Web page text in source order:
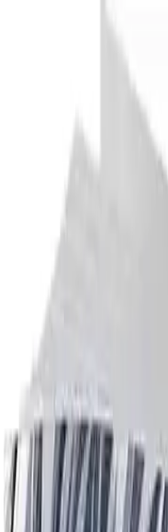
Gençlik Yolculuğu
Gerekli Şeyler
Yolculuğu Cilt
Derinlemesine
Alev Ersöz Yazarı Ziyaret Et
İlham Veren Yazılar
Değerlendirme